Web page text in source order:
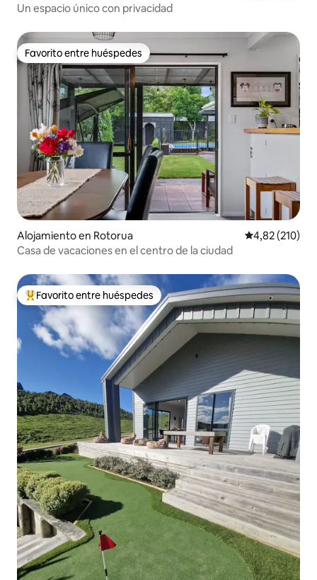
Un espacio único con privacidad
Favorito entre huéspedes
Favorito entre huéspedes
Alojamiento en Rotorua Calificación
4,82 (210)
Casa de vacaciones en el centro de la ciudad
Favorito entre los huéspedes más destacados
Favorito entre huéspedes